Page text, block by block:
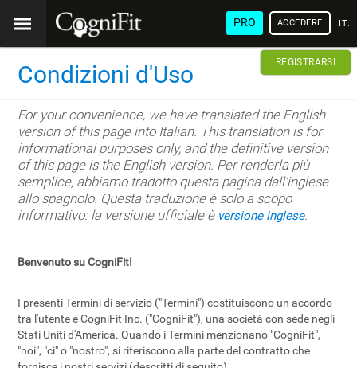
PRO ACCEDERE
REGISTRARSI
Condizioni d'Uso
For your convenience, we have translated the English
version of this page into Italian. This translation is for
informational purposes only, and the definitive version
of this page is the English version. Per renderla più
semplice, abbiamo tradotto questa pagina dall'inglese
allo spagnolo. Questa traduzione è solo a scopo
informativo: la versione ufficiale è versione inglese.
Benvenuto su CogniFit!
I presenti Termini di servizio ("Termini") costituiscono un accordo
tra l'utente e CogniFit Inc. ("CogniFit"), una società con sede negli
Stati Uniti d'America. Quando i Termini menzionano "CogniFit",
"noi", "ci" o "nostro", si riferiscono alla parte del contratto che